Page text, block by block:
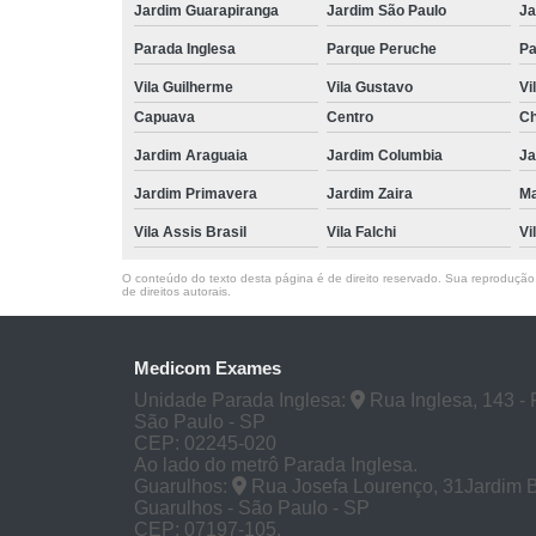
Jardim Guarapiranga Jardim São Paulo
Parada Inglesa Parque Peruche
Vila Guilherme Vila Gustavo
Capuava
Centro
Jardim Araguaia Jardim Columbia
Jardim Primavera Jardim Zaira
Vila Assis Brasil Vila Falchi
O conteúdo do texto desta página é de direito reservado. Sua
de direitos autorais
Medicom Exames
Unidade Parada Inglesa:
Rua Inglesa, 143 -
São Paulo - SP
CEP: 02245-020
Ao lado do metrô Parada Inglesa.
Guarulhos:
Rua Josefa Lourenço, 31Jardim
Guarulhos - São Paulo - SP
CEP: 07197-105.